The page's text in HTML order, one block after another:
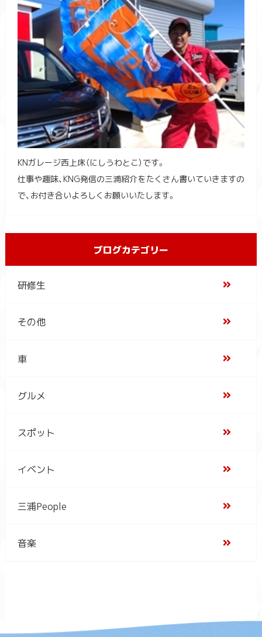
KNガレージ西上床（にしうわとこ）です。
仕事や趣味、KNG発信の三浦紹介をたくさん書いていきますの
で、お付き合いよろしくお願いいたします。
ブログカテゴリー
研修生
その他
車
グルメ
スポット
イベント
三浦People
音楽